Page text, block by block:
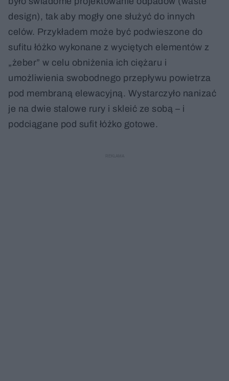
design), tak aby mogły one służyć do innych
celów. Przykładem może być podwieszone do
sufitu łóżko wykonane z wyciętych elementów z
„żeber” w celu obniżenia ich ciężaru i
umożliwienia swobodnego przepływu powietrza
pod membraną elewacyjną. Wystarczyło nanizać
je na dwie stalowe rury i skleić ze sobą – i
podciągane pod sufit łóżko gotowe.